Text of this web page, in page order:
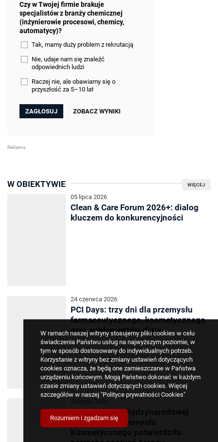
W ramach naszej witryny stosujemy pliki cookies w celu
świadczenia Państwu usług na najwyższym poziomie, w
tym w sposób dostosowany do indywidualnych potrzeb.
Korzystanie z witryny bez zmiany ustawień dotyczących
cookies oznacza, że będą one zamieszczane w Państwa
urządzeniu końcowym. Mogą Państwo dokonać w każdym
czasie zmiany ustawień dotyczących cookies. Więcej
szczegółów w naszej "Polityce prywatności Cookies"
Rozumiem i zgadzam się
Czy w Twojej firmie brakuje
specjalistów z branży chemicznej
(inżynierowie procesowi, chemicy,
automatycy)?
Tak, mamy duży problem z rekrutacją
Nie, udaje nam się znaleźć
odpowiednich ludzi
Raczej nie, ale obawiamy się o
przyszłość za 5–10 lat
ZOBACZ WYNIKI
WIĘCEJ
W OBIEKTYWIE
05 lipca 2026
Clean & Care Forum 2026+: dialog
kluczem do konkurencyjności
24 czerwca 2026
PCI Days: trzy dni dla przemysłu
farmaceutycznego, kosmetycznego
oraz suplementów diety
Druga edycja Międzynarodowej
Konferencji Przemysłu
Kosmetycznego potwierdziła